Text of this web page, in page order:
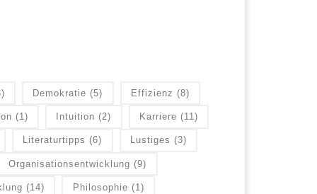
Demokratie (5) Effizienz (8)
(1) Intuition (2) Karriere (11)
Literaturtipps (6) Lustiges (3)
Organisationsentwicklung (9)
(14) Philosophie (1)